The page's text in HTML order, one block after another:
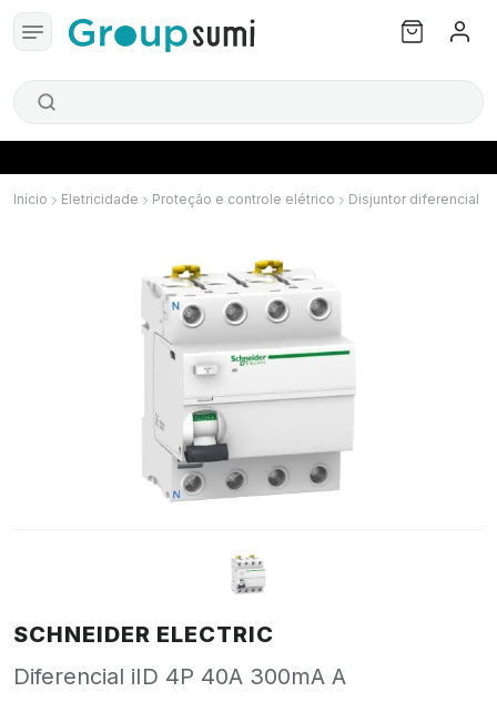
Início Eletricidade Proteção e controle elétrico Disjuntor diferencial
SCHNEIDER ELECTRIC
Diferencial iID 4P 40A 300mA A